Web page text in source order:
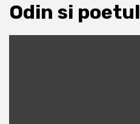
Odin si poetul